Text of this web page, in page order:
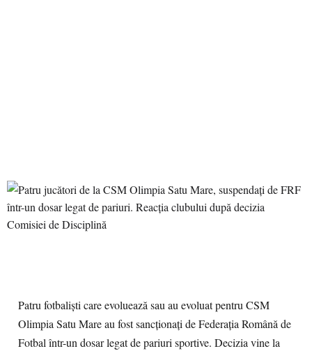
Patru fotbaliști care evoluează sau au evoluat pentru CSM
Olimpia Satu Mare au fost sancționați de Federația Română de
Fotbal într-un dosar legat de pariuri sportive. Decizia vine la